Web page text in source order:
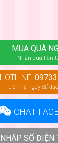
MUA QUÀ
Nhận quà liền
HOTLINE:
Liên hệ ngay để
CHAT
NHẬP SỐ ĐIỆN